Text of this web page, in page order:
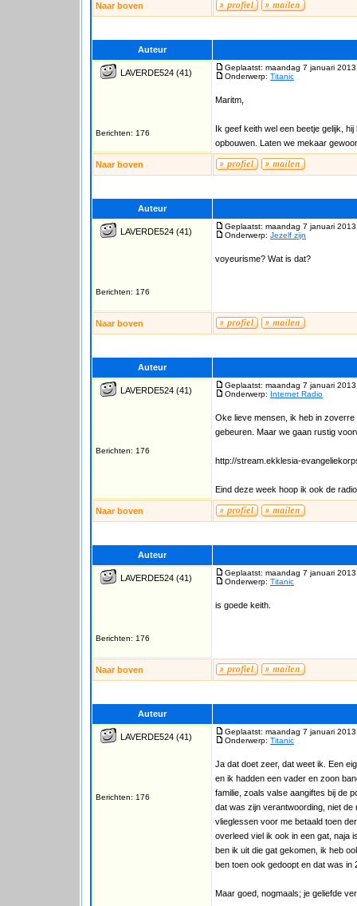
Naar boven
Auteur
LAVERDE524 (41)
Berichten: 176
Geplaatst: maandag 7 januari
Onderwerp: Titanic
Maritm,
Ik geef keith wel een beetje gelijk,
opbouwen. Laten we mekaar
Naar boven
Auteur
LAVERDE524 (41)
Berichten: 176
Geplaatst: maandag 7 januari
Onderwerp: Jezelf zijn
voyeurisme? Wat is dat?
Naar boven
Auteur
LAVERDE524 (41)
Berichten: 176
Geplaatst: maandag 7 januari
Onderwerp: Internet Radio
Oke lieve mensen, ik heb in
gebeuren. Maar we gaan rustig
http://stream.ekklesia-
Eind deze week hoop ik ook de
Naar boven
Auteur
LAVERDE524 (41)
Berichten: 176
Geplaatst: maandag 7 januari
Onderwerp: Titanic
is goede keith.
Naar boven
Auteur
LAVERDE524 (41)
Berichten: 176
Geplaatst: maandag 7 januari
Onderwerp: Titanic
Ja dat doet zeer, dat weet ik. Een
en ik hadden een vader en zoon
familie, zoals valse aangiftes bij de
dat was zijn verantwoording, niet de
vlieglessen voor me betaald toen
overleed viel ik ook in een gat, naja
ben ik uit die gat gekomen, ik heb
ben toen ook gedoopt en dat was in
Maar goed, nogmaals; je geliefde